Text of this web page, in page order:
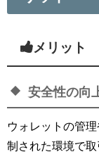
メリット
安全性の向
ウォレットの管
制された環境で取